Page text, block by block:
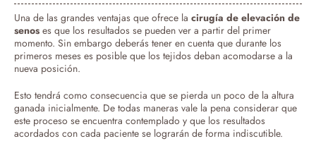
Una de las grandes ventajas que ofrece la cirugía de elevación de
senos es que los resultados se pueden ver a partir del primer
momento. Sin embargo deberás tener en cuenta que durante los
primeros meses es posible que los tejidos deban acomodarse a la
nueva posición.
Esto tendrá como consecuencia que se pierda un poco de la altura
ganada inicialmente. De todas maneras vale la pena considerar que
este proceso se encuentra contemplado y que los resultados
acordados con cada paciente se lograrán de forma indiscutible.